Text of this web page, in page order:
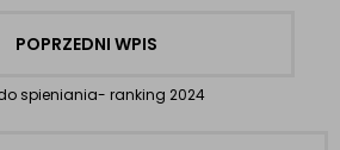
POPRZEDNI WPIS
spieniania- ranking 2024